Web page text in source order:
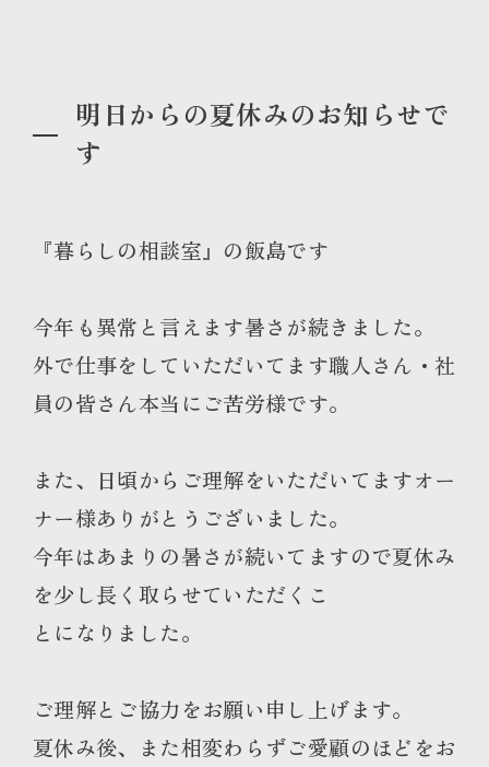
明日からの夏休みのお知らせで
す
『暮らしの相談室』の飯島です
今年も異常と言えます暑さが続きました。
外で仕事をしていただいてます職人さん・社
員の皆さん本当にご苦労様です。
また、日頃からご理解をいただいてますオー
ナー様ありがとうございました。
今年はあまりの暑さが続いてますので夏休み
を少し長く取らせていただくこ
とになりました。
ご理解とご協力をお願い申し上げます。
夏休み後、また相変わらずご愛顧のほどをお